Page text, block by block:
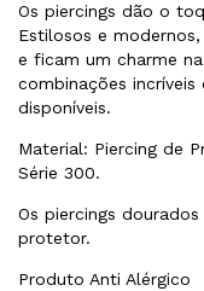
Os piercings dão o
Estilosos e
e ficam um charme
combinações
disponíveis.
Material: Piercing de
Série 300.
Os piercings
protetor.
Produto Anti Alérgico